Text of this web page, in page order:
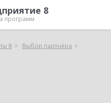
8
программ
8
Выбор партнёра